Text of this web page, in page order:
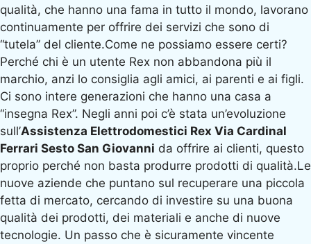
qualità, che hanno una fama in tutto il mondo, lavorano
continuamente per offrire dei servizi che sono di
“tutela” del cliente.Come ne possiamo essere certi?
Perché chi è un utente Rex non abbandona più il
marchio, anzi lo consiglia agli amici, ai parenti e ai figli.
Ci sono intere generazioni che hanno una casa a
“insegna Rex”. Negli anni poi c’è stata un’evoluzione
sull’Assistenza Elettrodomestici Rex Via Cardinal
Ferrari Sesto San Giovanni da offrire ai clienti, questo
proprio perché non basta produrre prodotti di qualità.Le
nuove aziende che puntano sul recuperare una piccola
fetta di mercato, cercando di investire su una buona
qualità dei prodotti, dei materiali e anche di nuove
tecnologie. Un passo che è sicuramente vincente